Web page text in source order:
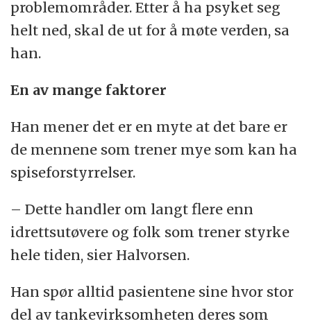
problemområder. Etter å ha psyket seg
helt ned, skal de ut for å møte verden, sa
han.
En av mange faktorer
Han mener det er en myte at det bare er
de mennene som trener mye som kan ha
spiseforstyrrelser.
– Dette handler om langt flere enn
idrettsutøvere og folk som trener styrke
hele tiden, sier Halvorsen.
Han spør alltid pasientene sine hvor stor
del av tankevirksomheten deres som